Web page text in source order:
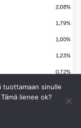
tuottamaan sinulle
lienee ok?